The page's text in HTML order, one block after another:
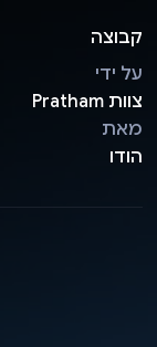
קבוצה
על ידי
צוות Pratham
מאת
הודו